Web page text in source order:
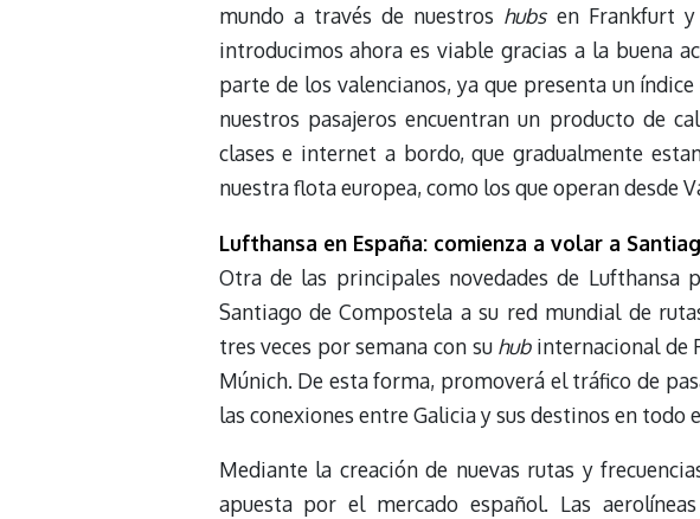
mundo a través de nuestros hubsen Frankfurt y
introducimos ahora es viable gracias a la buena
parte de los valencianos, ya que presenta un
nuestros pasajeros encuentran un producto de
clases e internet a bordo, que gradualmente
nuestra flota europea, como los que operan desde
Lufthansa en España: comienza a volar a
Otra de las principales novedades de Lufthansa
Santiago de Compostela a su red mundial de
tres veces por semana con su hubinternacional de
Múnich. De esta forma, promoverá el tráfico de
las conexiones entre Galicia y sus destinos en todo
Mediante la creación de nuevas rutas y
apuesta por el mercado español. Las